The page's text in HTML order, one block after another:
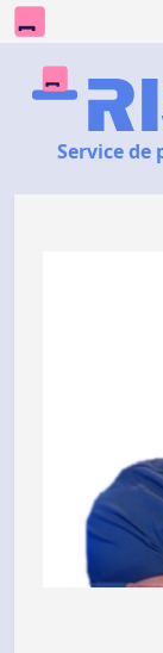
Service